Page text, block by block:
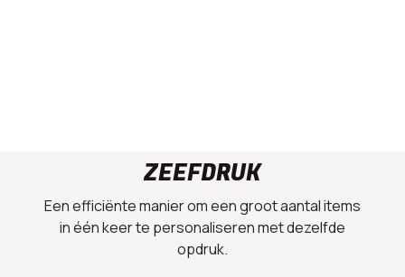
ZEEFDRUK
Een efficiënte manier om een groot aantal items
in één keer te personaliseren met dezelfde
opdruk.